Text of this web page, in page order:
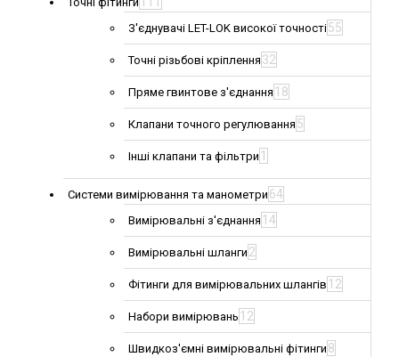
З'єднувачі LET-LOK високої точності55
Точні різьбові кріплення 32
Пряме гвинтове з'єднання 18
Клапани точного регулювання 5
Інші клапани та фільтри 1
Системи вимірювання та манометри 64
Вимірювальні з'єднання 14
Вимірювальні шланги 2
Фітинги для вимірювальних шлангів 12
Набори вимірювань 12
Швидкоз'ємні вимірювальні фітинги 8